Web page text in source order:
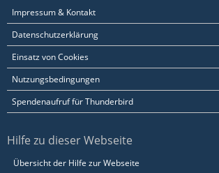
Impressum & Kontakt
Datenschutzerklärung
Einsatz von Cookies
Nutzungsbedingungen
Spendenaufruf für Thunderbird
Hilfe zu dieser Webseite
Übersicht der Hilfe zur Webseite